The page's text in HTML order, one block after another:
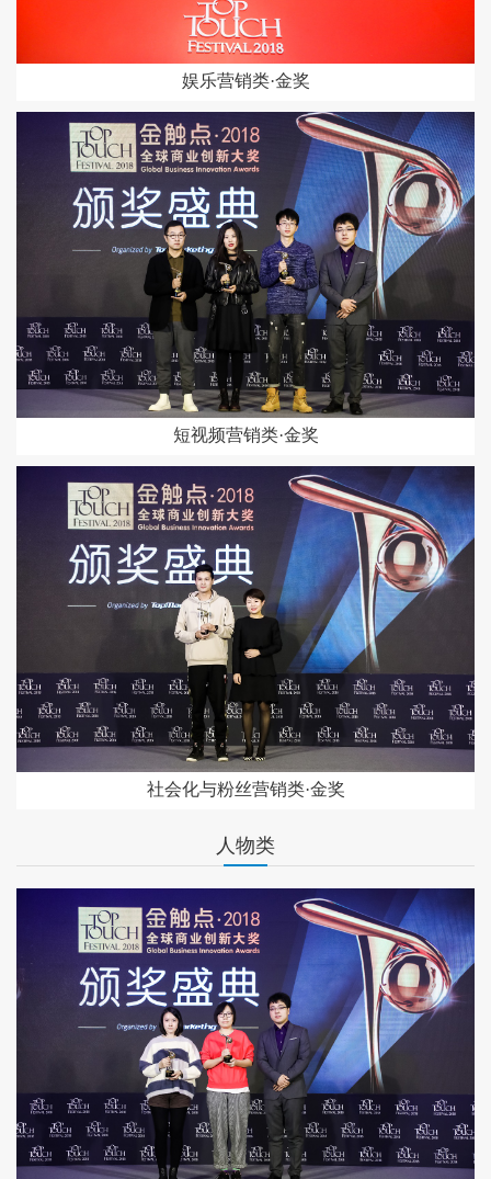
娱乐营销类·金奖
短视频营销类·金奖
社会化与粉丝营销类·金奖
人物类